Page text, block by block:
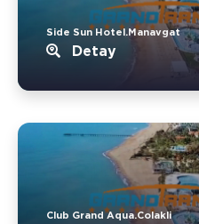
Side Sun Hotel.Manavgat
Detay
Club Grand Aqua.Colakli